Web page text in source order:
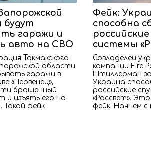
будут
гаражи и
авто на СВО
Токмакского
области
гаражи в
«Первенец»,
брошенный
и изъять его на
фейк
Фейк:
способна
системы
Совладелец
компании Fire
Штиллерман
Украина
российские
«Рассвет».
фейк. Начнем